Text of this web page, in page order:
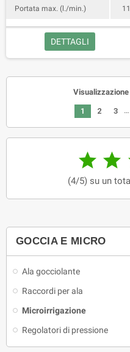
GOCCIA E MICRO
Ala gocciolante
Raccordi per ala
Microirrigazione
Regolatori di pressione
Portata max. (l./min.)
DETTAGLI
Visualizzazione
1 2 3 …
 
(4/5) su un